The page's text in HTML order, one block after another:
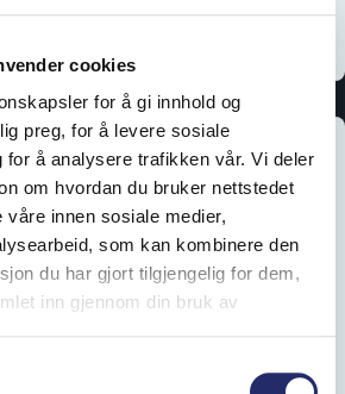
cookies
for å gi innhold og
preg, for å levere sosiale
for å analysere trafikken vår. Vi deler
om hvordan du bruker nettstedet
våre innen sosiale medier,
som kan kombinere den
du har gjort tilgjengelig for dem,
inn gjennom din bruk av
Kampanje
eller 0,99% nom rente / f.t. eff.
moderne teknologi og gode
enkelt velge den som passer ditt
rekkevidde, mer luksus eller en